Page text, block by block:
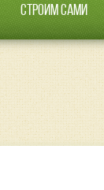
СТРОИМ САМИ